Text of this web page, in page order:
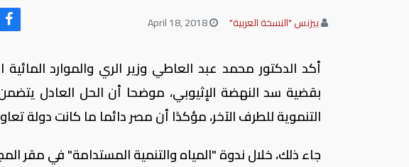
بيزنس "النسخة العربية"
أكد الدكتور محمد عبد العاطي وزير الري والموارد
بقضية سد النهضة الإثيوبي، موضحا أن الحل العادل
التنموية للطرف الآخر، مؤكدًا أن مصر دائما ما كانت دولة
جاء ذلك، خلال ندوة "المياه والتنمية المستدامة" في مقر